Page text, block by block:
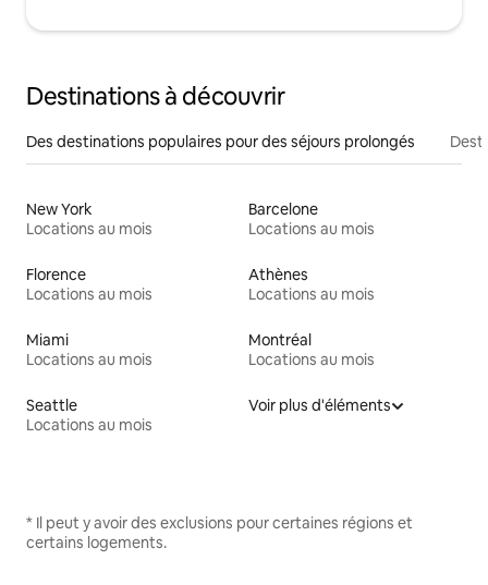
Destinations à découvrir
Des destinations populaires pour des séjours prolongés
New York
Locations au mois
Barcelone
Locations au mois
Florence
Locations au mois
Athènes
Locations au mois
Miami
Locations au mois
Montréal
Locations au mois
Seattle
Locations au mois
Voir plus d'éléments
* Il peut y avoir des exclusions pour certaines régions et
certains logements.